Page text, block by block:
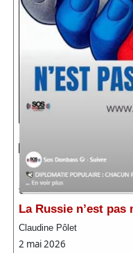
La Russie n’est pas
Claudine Pôlet
2 mai 2026